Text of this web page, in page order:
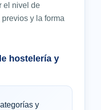
el nivel de
y la forma
hostelería y
y